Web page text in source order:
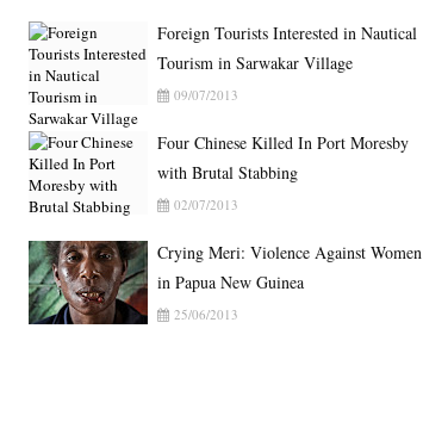
Foreign Tourists Interested in Nautical
Tourism in Sarwakar Village
09/07/2013
Four Chinese Killed In Port Moresby
with Brutal Stabbing
02/07/2013
Crying Meri: Violence Against Women
in Papua New Guinea
25/06/2013